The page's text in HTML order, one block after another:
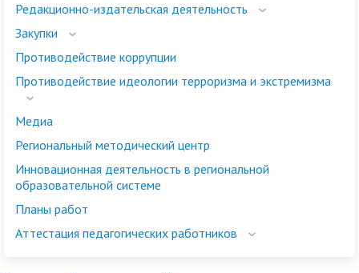
Редакционно-издательская деятельность
Закупки
Противодействие коррупции
Противодействие идеологии терроризма и экстремизма
Медиа
Региональный методический центр
Инновационная деятельность в региональной
образовательной системе
Планы работ
Аттестация педагогических работников